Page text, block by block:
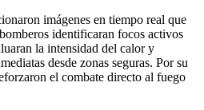
imágenes en tiempo real que
identificaran focos activos
la intensidad del calor y
desde zonas seguras. Por su
el combate directo al fuego